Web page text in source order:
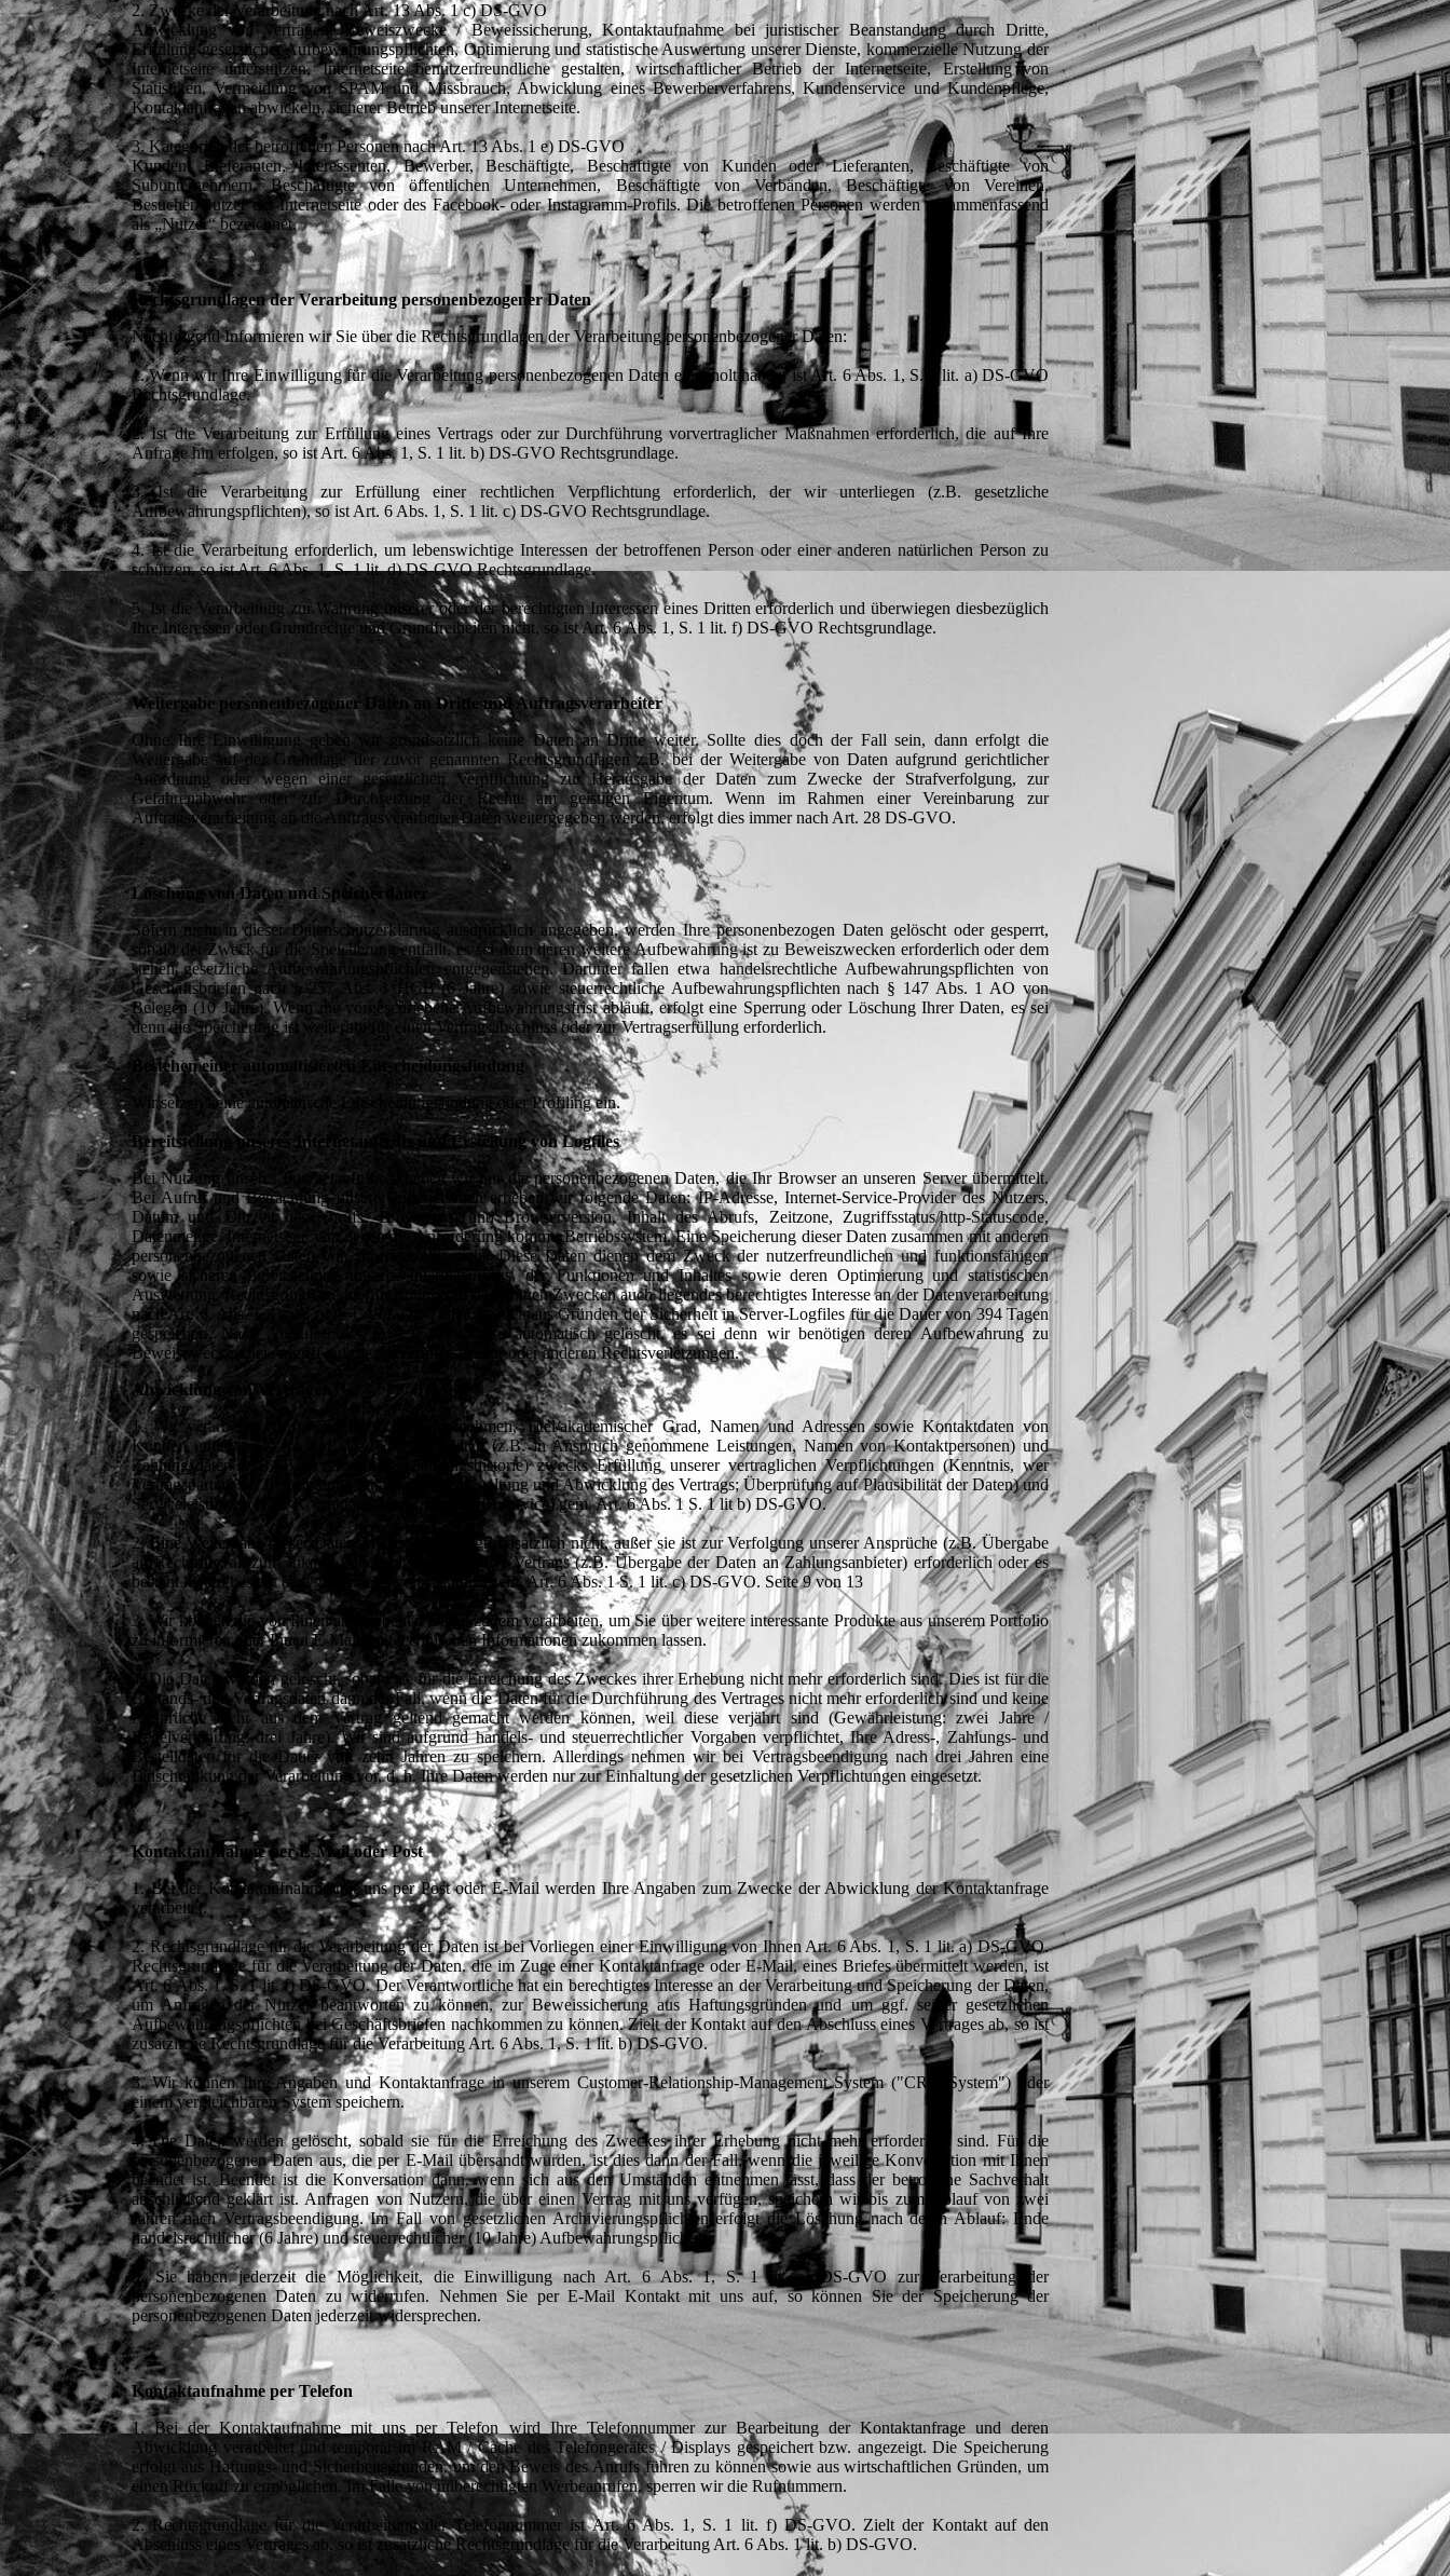
2. Zwecke der Verarbeitung nach Art. 13 Abs. 1 c) DS-GVO
Abwicklung von Verträgen, Beweiszwecke / Beweissicherung, Kontaktaufnahme bei juristischer Beanstandung durch Dritte,
Erfüllung gesetzlicher Aufbewahrungspflichten, Optimierung und statistische Auswertung unserer Dienste, kommerzielle Nutzung der
Internetseite unterstützen, Internetseite benutzerfreundliche gestalten, wirtschaftlicher Betrieb der Internetseite, Erstellung von
Statistiken, Vermeidung von SPAM und Missbrauch, Abwicklung eines Bewerberverfahrens, Kundenservice und Kundenpflege,
Kontaktanfragen abwickeln, sicherer Betrieb unserer Internetseite.
3. Kategorien der betroffenen Personen nach Art. 13 Abs. 1 e) DS-GVO
Kunden, Lieferanten, Interessenten, Bewerber, Beschäftigte, Beschäftigte von Kunden oder Lieferanten, Beschäftigte von
Subunternehmern, Beschäftigte von öffentlichen Unternehmen, Beschäftigte von Verbänden, Beschäftigte von Vereinen,
Besucher/Nutzer der Internetseite oder des Facebook- oder Instagramm-Profils. Die betroffenen Personen werden zusammenfassend
als „Nutzer“ bezeichnet.
Rechtsgrundlagen der Verarbeitung personenbezogener Daten
Nachfolgend Informieren wir Sie über die Rechtsgrundlagen der Verarbeitung personenbezogener Daten:
1. Wenn wir Ihre Einwilligung für die Verarbeitung personenbezogenen Daten eingeholt haben, ist Art. 6 Abs. 1, S. 1 lit. a) DS-GVO
Rechtsgrundlage.
2. Ist die Verarbeitung zur Erfüllung eines Vertrags oder zur Durchführung vorvertraglicher Maßnahmen erforderlich, die auf Ihre
Anfrage hin erfolgen, so ist Art. 6 Abs. 1, S. 1 lit. b) DS-GVO Rechtsgrundlage.
3. Ist die Verarbeitung zur Erfüllung einer rechtlichen Verpflichtung erforderlich, der wir unterliegen (z.B. gesetzliche
Aufbewahrungspflichten), so ist Art. 6 Abs. 1, S. 1 lit. c) DS-GVO Rechtsgrundlage.
4. Ist die Verarbeitung erforderlich, um lebenswichtige Interessen der betroffenen Person oder einer anderen natürlichen Person zu
schützen, so ist Art. 6 Abs. 1, S. 1 lit. d) DS-GVO Rechtsgrundlage.
5. Ist die Verarbeitung zur Wahrung unserer oder der berechtigten Interessen eines Dritten erforderlich und überwiegen diesbezüglich
Ihre Interessen oder Grundrechte und Grundfreiheiten nicht, so ist Art. 6 Abs. 1, S. 1 lit. f) DS-GVO Rechtsgrundlage.
Weitergabe personenbezogener Daten an Dritte und Auftragsverarbeiter
Ohne Ihre Einwilligung geben wir grundsätzlich keine Daten an Dritte weiter. Sollte dies doch der Fall sein, dann erfolgt die
Weitergabe auf der Grundlage der zuvor genannten Rechtsgrundlagen z.B. bei der Weitergabe von Daten aufgrund gerichtlicher
Anordnung oder wegen einer gesetzlichen Verpflichtung zur Herausgabe der Daten zum Zwecke der Strafverfolgung, zur
Gefahrenabwehr oder zur Durchsetzung der Rechte am geistigen Eigentum. Wenn im Rahmen einer Vereinbarung zur
Auftragsverarbeitung an die Auftragsverarbeiter Daten weitergegeben werden, erfolgt dies immer nach Art. 28 DS-GVO.
Löschung von Daten und Speicherdauer
Sofern nicht in dieser Datenschutzerklärung ausdrücklich angegeben, werden Ihre personenbezogen Daten gelöscht oder gesperrt,
sobald der Zweck für die Speicherung entfällt, es sei denn deren weitere Aufbewahrung ist zu Beweiszwecken erforderlich oder dem
stehen gesetzliche Aufbewahrungspflichten entgegenstehen. Darunter fallen etwa handelsrechtliche Aufbewahrungspflichten von
Geschäftsbriefen nach § 257 Abs. 1 HGB (6 Jahre) sowie steuerrechtliche Aufbewahrungspflichten nach § 147 Abs. 1 AO von
Belegen (10 Jahre). Wenn die vorgeschriebene Aufbewahrungsfrist abläuft, erfolgt eine Sperrung oder Löschung Ihrer Daten, es sei
denn die Speicherung ist weiterhin für einen Vertragsabschluss oder zur Vertragserfüllung erforderlich.
Bestehen einer automatisierten Entscheidungsfindung
Wir setzen keine automatische Entscheidungsfindung oder Profiling ein.
Bereitstellung unseres Internetauftritts und Erstellung von Logfiles
Bei Nutzung unseres Internetauftritts erheben wir nur die personenbezogenen Daten, die Ihr Browser an unseren Server übermittelt.
Bei Aufruf und Betrachtung unserer Internetseiten erheben wir folgende Daten: IP-Adresse, Internet-Service-Provider des Nutzers,
Datum und Uhrzeit des Abrufs, Browsertyp und Browserversion, Inhalt des Abrufs, Zeitzone, Zugriffsstatus/http-Statuscode,
Datenmenge, Internetseite von denen die Anforderung kommt, Betriebssystem. Eine Speicherung dieser Daten zusammen mit anderen
personenbezogenen Daten von Ihnen erfolgt nicht. Diese Daten dienen dem Zweck der nutzerfreundlichen und funktionsfähigen
sowie sicheren Bereitstellung unseres Internetauftritts, der Funktionen und Inhaltes sowie deren Optimierung und statistischen
Auswertung. Rechtsgrundlage hierfür ist unser in den obigen Zwecken auch liegendes berechtigtes Interesse an der Datenverarbeitung
nach Art. 6, Abs. 1 S1, lit. f DS-GVO. Die Daten werden aus Gründen der Sicherheit in Server-Logfiles für die Dauer von 394 Tagen
gespeichert. Nach Ablauf dieser Frist werden diese automatisch gelöscht, es sei denn wir benötigen deren Aufbewahrung zu
Beweiszwecken bei Angriff auf die Serverinfrastruktur oder anderen Rechtsverletzungen.
Abwicklung von Verträgen
1. Wir verarbeiten Bestandsdaten (z.B. Unternehmen, Titel/akademischer Grad, Namen und Adressen sowie Kontaktdaten von
Kunden und Interessenten, E-Mail), Vertragsdaten (z.B. in Anspruch genommene Leistungen, Namen von Kontaktpersonen) und
Zahlungsdaten (z.B. Bankverbindung, Zahlungshistorie) zwecks Erfüllung unserer vertraglichen Verpflichtungen (Kenntnis, wer
Vertragspartner ist; Begründung, inhaltliche Ausgestaltung und Abwicklung des Vertrags; Überprüfung auf Plausibilität der Daten) und
Serviceleistungen (z.B. Kontaktaufnahme des Kundenservice) gem. Art. 6 Abs. 1 S. 1 lit b) DS-GVO.
2. Eine Weitergabe dieser Daten an Dritte erfolgt grundsätzlich nicht, außer sie ist zur Verfolgung unserer Ansprüche (z.B. Übergabe
an Rechtsanwalt zum Inkasso) oder zur Erfüllung des Vertrags (z.B. Übergabe der Daten an Zahlungsanbieter) erforderlich oder es
besteht hierzu besteht eine gesetzliche Verpflichtung gem. Art. 6 Abs. 1 S. 1 lit. c) DS-GVO. Seite 9 von 13
3. Wir können die von Ihnen angegebenen Daten zudem verarbeiten, um Sie über weitere interessante Produkte aus unserem Portfolio
zu informieren oder Ihnen E-Mails mit technischen Informationen zukommen lassen.
4. Die Daten werden gelöscht, sobald sie für die Erreichung des Zweckes ihrer Erhebung nicht mehr erforderlich sind. Dies ist für die
Bestands- und Vertragsdaten dann der Fall, wenn die Daten für die Durchführung des Vertrages nicht mehr erforderlich sind und keine
Ansprüche mehr aus dem Vertrag geltend gemacht werden können, weil diese verjährt sind (Gewährleistung: zwei Jahre /
Regelverjährung: drei Jahre). Wir sind aufgrund handels- und steuerrechtlicher Vorgaben verpflichtet, Ihre Adress-, Zahlungs- und
Bestelldaten für die Dauer von zehn Jahren zu speichern. Allerdings nehmen wir bei Vertragsbeendigung nach drei Jahren eine
Einschränkung der Verarbeitung vor, d. h. Ihre Daten werden nur zur Einhaltung der gesetzlichen Verpflichtungen eingesetzt.
Kontaktaufnahme per E-Mail oder Post
1. Bei der Kontaktaufnahme mit uns per Post oder E-Mail werden Ihre Angaben zum Zwecke der Abwicklung der Kontaktanfrage
verarbeitet.
2. Rechtsgrundlage für die Verarbeitung der Daten ist bei Vorliegen einer Einwilligung von Ihnen Art. 6 Abs. 1, S. 1 lit. a) DS-GVO.
Rechtsgrundlage für die Verarbeitung der Daten, die im Zuge einer Kontaktanfrage oder E-Mail, eines Briefes übermittelt werden, ist
Art. 6 Abs. 1, S. 1 lit. f) DS-GVO. Der Verantwortliche hat ein berechtigtes Interesse an der Verarbeitung und Speicherung der Daten,
um Anfragen der Nutzer beantworten zu können, zur Beweissicherung aus Haftungsgründen und um ggf. seiner gesetzlichen
Aufbewahrungspflichten bei Geschäftsbriefen nachkommen zu können. Zielt der Kontakt auf den Abschluss eines Vertrages ab, so ist
zusätzliche Rechtsgrundlage für die Verarbeitung Art. 6 Abs. 1, S. 1 lit. b) DS-GVO.
3. Wir können Ihre Angaben und Kontaktanfrage in unserem Customer-Relationship-Management System ("CRM-System") oder
einem vergleichbaren System speichern.
4. Die Daten werden gelöscht, sobald sie für die Erreichung des Zweckes ihrer Erhebung nicht mehr erforderlich sind. Für die
personenbezogenen Daten aus, die per E-Mail übersandt wurden, ist dies dann der Fall, wenn die jeweilige Konversation mit Ihnen
beendet ist. Beendet ist die Konversation dann, wenn sich aus den Umständen entnehmen lässt, dass der betroffene Sachverhalt
abschließend geklärt ist. Anfragen von Nutzern, die über einen Vertrag mit uns verfügen, speichern wir bis zum Ablauf von zwei
Jahren nach Vertragsbeendigung. Im Fall von gesetzlichen Archivierungspflichten erfolgt die Löschung nach deren Ablauf: Ende
handelsrechtlicher (6 Jahre) und steuerrechtlicher (10 Jahre) Aufbewahrungspflicht.
5. Sie haben jederzeit die Möglichkeit, die Einwilligung nach Art. 6 Abs. 1, S. 1 lit. a) DS-GVO zur Verarbeitung der
personenbezogenen Daten zu widerrufen. Nehmen Sie per E-Mail Kontakt mit uns auf, so können Sie der Speicherung der
personenbezogenen Daten jederzeit widersprechen.
Kontaktaufnahme per Telefon
1. Bei der Kontaktaufnahme mit uns per Telefon wird Ihre Telefonnummer zur Bearbeitung der Kontaktanfrage und deren
Abwicklung verarbeitet und temporär im RAM / Cache des Telefongerätes / Displays gespeichert bzw. angezeigt. Die Speicherung
erfolgt aus Haftungs- und Sicherheitsgründen, um den Beweis des Anrufs führen zu können sowie aus wirtschaftlichen Gründen, um
einen Rückruf zu ermöglichen. Im Falle von unberechtigten Werbeanrufen, sperren wir die Rufnummern.
2. Rechtsgrundlage für die Verarbeitung der Telefonnummer ist Art. 6 Abs. 1, S. 1 lit. f) DS-GVO. Zielt der Kontakt auf den
Abschluss eines Vertrages ab, so ist zusätzliche Rechtsgrundlage für die Verarbeitung Art. 6 Abs. 1 lit. b) DS-GVO.